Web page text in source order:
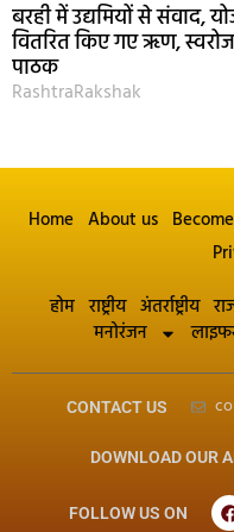
बरही में उद्यमियों से संवाद,
वितरित किए गए ऋण,
पाठक
RashtraRakshak
Home About us
होम राष्ट्रीय अंतर्राष्ट्रीय
मनोरंजन
CONTACT US
DOWNLOAD OUR
FOLLOW US ON